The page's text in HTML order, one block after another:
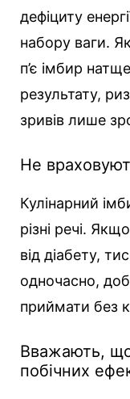
дефіциту
набору ваги.
п’є імбир
результату,
зривів лише
Не
Кулінарний
різні речі.
від діабету,
одночасно,
приймати без
Вважають,
побічних